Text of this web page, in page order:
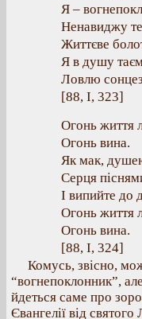
Я –
Ненавиджу
Життєве
Я в душу
Ловлю
[88, І, 323]
Огонь життя
Огонь вина.
Як мак,
Серця
І випийте до
Огонь життя
Огонь вина.
[88, І, 324]
Комусь, звісно,
“вогнепоклонник”,
йдеться саме про
Євангелії від